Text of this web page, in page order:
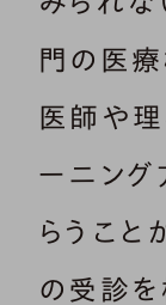
門の医療
医師や
ーニング
らうこと
の受診を